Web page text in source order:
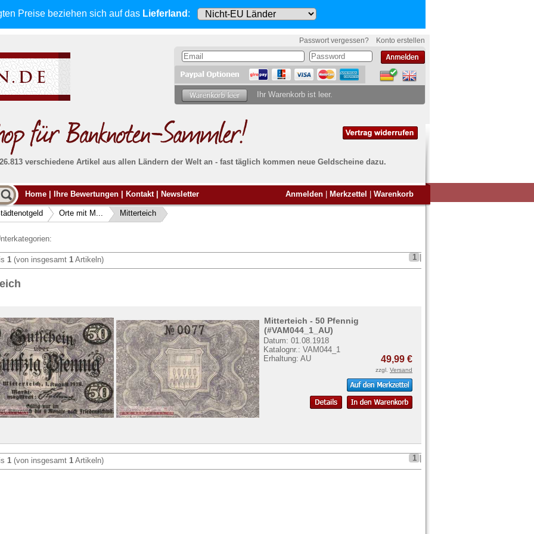
Preise beziehen sich auf das Lieferland :
Passwort vergessen? Konto erstellen
Ihr Warenkorb ist leer.
verschiedene Artikel aus allen Ländern der Welt an - fast täglich kommen neue Geldscheine dazu.
Alle Lieferungen, auch ins Ausland, werden
von uns voll versichert. Sie habenkein Risiko
falls die Sendung verloren geht oder beschädigt
wird.
Absolute Zuverlässigkeit:
Banknoten
Möchten Sie Banknoten
verkaufen?
Siehier.
Home Ihre Bewertungen Kontakt Newsletter Anmelden Merkzettel Warenkorb
Orte mit M... Mitterteich
1 (von insgesamt 1 Artikeln) 1
Mitterteich - 50 Pfennig
(#VAM044_1_AU)
Datum: 01.08.1918
Katalognr.: VAM044_1
Erhaltung: AU
49,99 €
zzgl. Versand
1 (von insgesamt 1 Artikeln) 1